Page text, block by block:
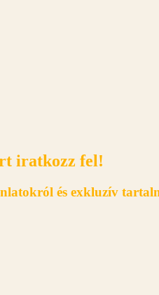
iratkozz fel!
és exkluzív